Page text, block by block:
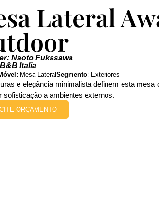
Lateral
Naoto Fukasawa
Italia
Mesa LateralSegmento: Exteriores
e elegância minimalista definem esta mesa
sofisticação a ambientes externos.
ORÇAMENTO